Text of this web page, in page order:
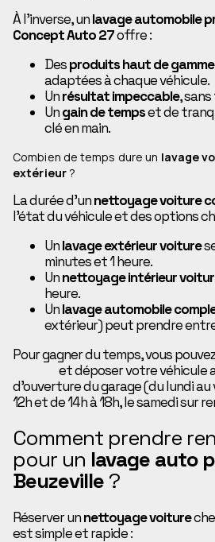
À l’inverse, unlavage automobile
Concept Auto 27offre :
Desproduits haut de gamme
adaptées à chaque véhicule.
Unrésultat impeccable,
Ungain de tempset de
clé en main.
Combien de temps dure un lavage
extérieur?
La durée d’unnettoyage voiture
l’état du véhicule et des options
Unlavage extérieur voiture
minutes et 1 heure.
Unnettoyage intérieur
heure.
Unlavage automobile
extérieur) peut prendre
Pour gagner du temps, vous
et déposer votre véhicule
d’ouverture du garage (du lundi
12h et de 14h à 18h, le samedi sur
Comment prendre
pour un lavage auto
Beuzeville ?
Réserver unnettoyage voiture
est simple et rapide :